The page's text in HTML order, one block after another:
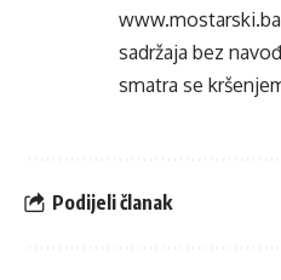
www.mostarski.ba
sadržaja bez
smatra se
Podijeli članak